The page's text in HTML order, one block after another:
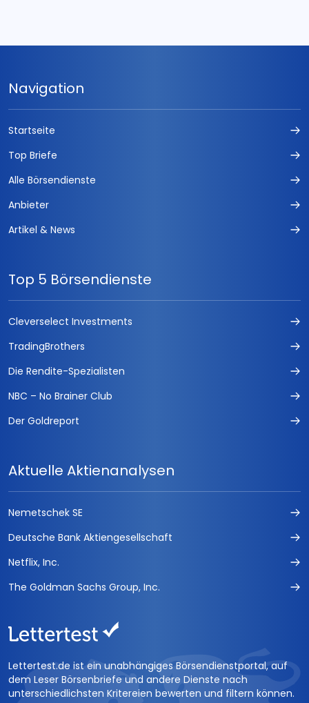
Navigation
Startseite
Top Briefe
Alle Börsendienste
Anbieter
Artikel & News
Top 5 Börsendienste
Cleverselect Investments
TradingBrothers
Die Rendite-Spezialisten
NBC – No Brainer Club
Der Goldreport
Aktuelle Aktienanalysen
Nemetschek SE
Deutsche Bank Aktiengesellschaft
Netflix, Inc.
The Goldman Sachs Group, Inc.
Lettertest.de ist ein unabhängiges Börsendienstportal, auf
dem Leser Börsenbriefe und andere Dienste nach
unterschiedlichsten Kritereien bewerten und filtern können.